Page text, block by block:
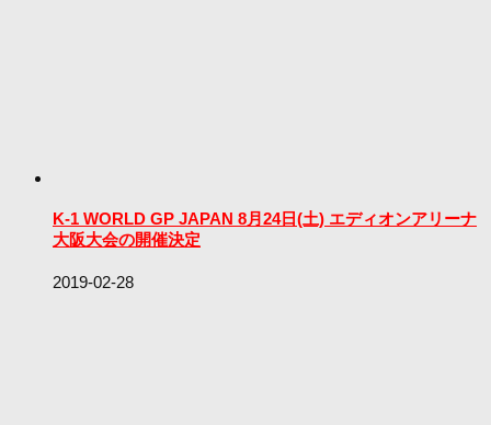
K-1 WORLD GP JAPAN 8月24日(土) エディオンアリーナ
大阪大会の開催決定
2019-02-28